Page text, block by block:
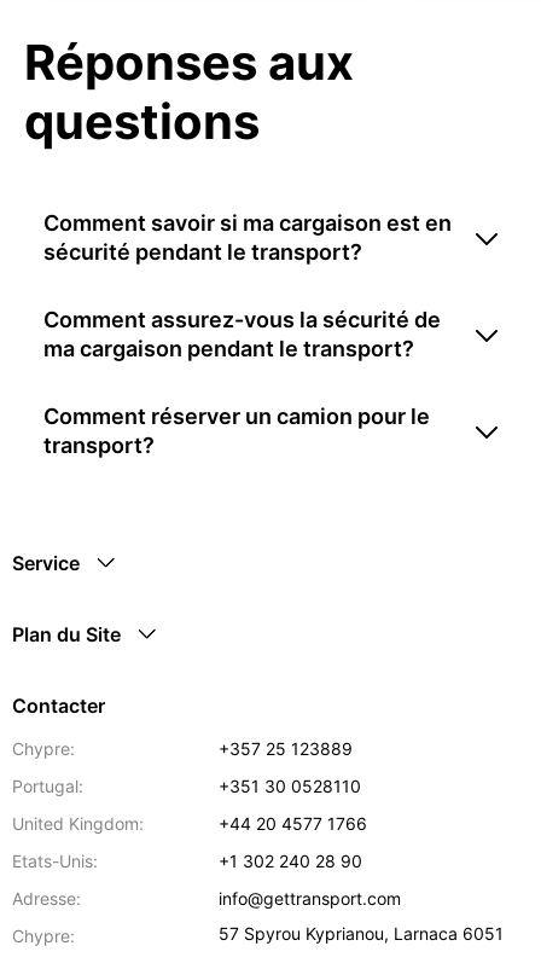
Réponses aux
questions
Comment savoir si ma cargaison est en
sécurité pendant le transport?
Comment assurez-vous la sécurité de
ma cargaison pendant le transport?
Comment réserver un camion pour le
transport?
Service
Plan du Site
Contacter
Chypre:
+357 25 123889
Portugal:
+351 30 0528110
United Kingdom:
+44 20 4577 1766
Etats-Unis:
+1 302 240 28 90
Adresse:
info@gettransport.com
Chypre:
57 Spyrou Kyprianou, Larnaca 6051